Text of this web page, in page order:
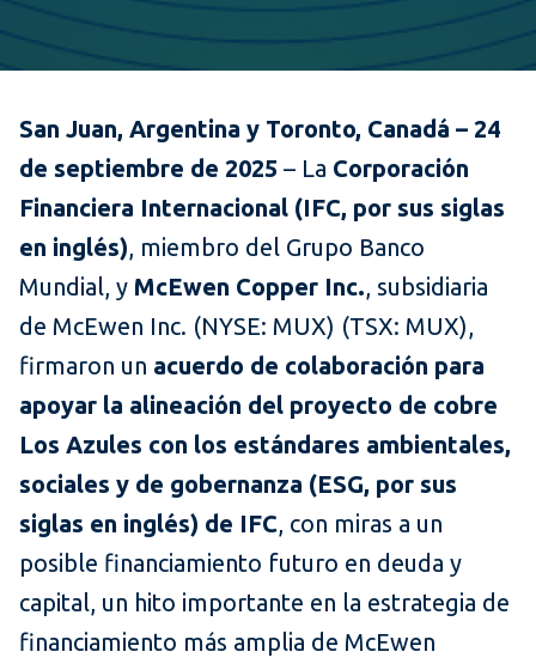
San Juan, Argentina y Toronto, Canadá – 24
de septiembre de 2025 – La Corporación
Financiera Internacional (IFC, por sus siglas
en inglés), miembro del Grupo Banco
Mundial, y McEwen Copper Inc., subsidiaria
de McEwen Inc. (NYSE: MUX) (TSX: MUX),
firmaron un acuerdo de colaboración para
apoyar la alineación del proyecto de cobre
Los Azules con los estándares ambientales,
sociales y de gobernanza (ESG, por sus
siglas en inglés) de IFC, con miras a un
posible financiamiento futuro en deuda y
capital, un hito importante en la estrategia de
financiamiento más amplia de McEwen